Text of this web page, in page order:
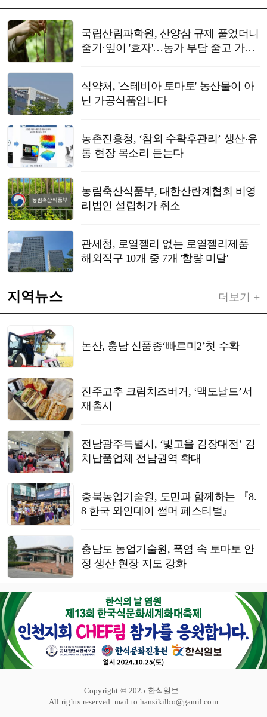
국립산림과학원, 산양삼 규제 풀었더니
줄기·잎이 '효자'…농가 부담 줄고 가공
식약처, '스테비아 토마토' 농산물이 아
닌 가공식품입니다
농촌진흥청, ‘참외 수확후관리’ 생산‧유
통 현장 목소리 듣는다
농림축산식품부, 대한산란계협회 비영
리법인 설립허가 취소
관세청, 로열젤리 없는 로열젤리제품
해외직구 10개 중 7개 '함량 미달'
지역뉴스 더보기 +
논산, 충남 신품종‘빠르미2’첫 수확
진주고추 크림치즈버거, ‘맥도날드’서
재출시
전남광주특별시, ‘빛고을 김장대전’ 김
치납품업체 전남권역 확대
충북농업기술원, 도민과 함께하는 『8.
8 한국 와인데이 썸머 페스티벌』
충남도 농업기술원, 폭염 속 토마토 안
정 생산 현장 지도 강화
Copyright © 2025 한식일보.
All rights reserved. mail to hansikilbo@gamil.com